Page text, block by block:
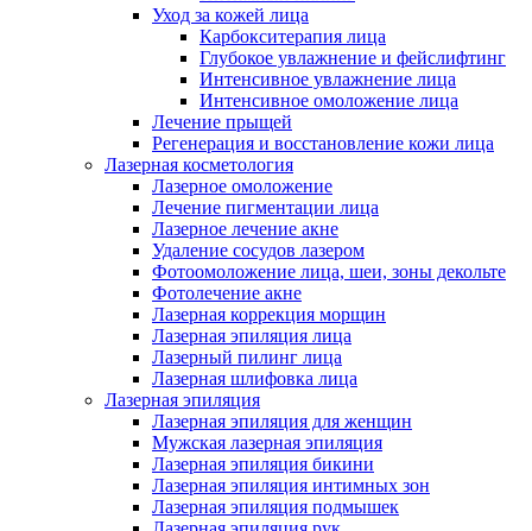
Уход за кожей лица
Карбокситерапия лица
Глубокое увлажнение и фейслифтинг
Интенсивное увлажнение лица
Интенсивное омоложение лица
Лечение прыщей
Регенерация и восстановление кожи лица
Лазерная косметология
Лазерное омоложение
Лечение пигментации лица
Лазерное лечение акне
Удаление сосудов лазером
Фотоомоложение лица, шеи, зоны декольте
Фотолечение акне
Лазерная коррекция морщин
Лазерная эпиляция лица
Лазерный пилинг лица
Лазерная шлифовка лица
Лазерная эпиляция
Лазерная эпиляция для женщин
Мужская лазерная эпиляция
Лазерная эпиляция бикини
Лазерная эпиляция интимных зон
Лазерная эпиляция подмышек